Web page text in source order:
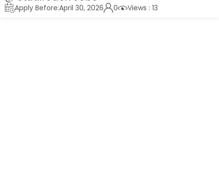
Apply Before:April 30, 2026
0 Views : 13